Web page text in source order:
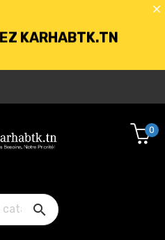
KARHABTK.TN

0